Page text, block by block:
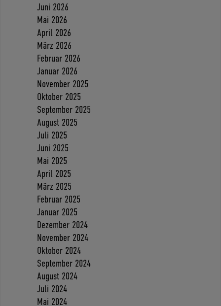
Juni 2026
Mai 2026
April 2026
März 2026
Februar 2026
Januar 2026
November 2025
Oktober 2025
September 2025
August 2025
Juli 2025
Juni 2025
Mai 2025
April 2025
März 2025
Februar 2025
Januar 2025
Dezember 2024
November 2024
Oktober 2024
September 2024
August 2024
Juli 2024
Mai 2024